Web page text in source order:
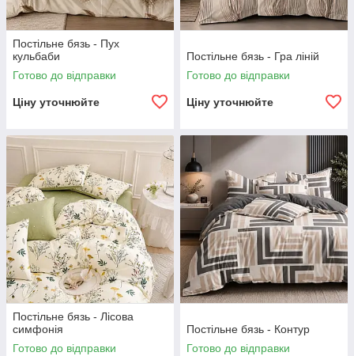
Постільне бязь - Пух
кульбаби
Готово до відправки
Ціну уточнюйте
Постільне бязь - Гра ліній
Готово до відправки
Ціну уточнюйте
Постільне бязь - Лісова
симфонія
Готово до відправки
Постільне бязь - Контур
Готово до відправки